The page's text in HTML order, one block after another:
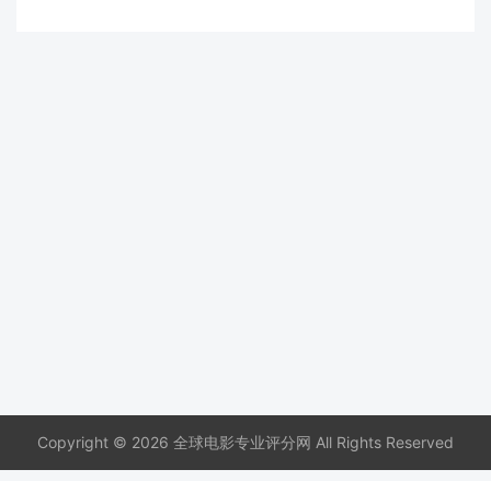
Copyright © 2026 全球电影专业评分网 All Rights Reserved